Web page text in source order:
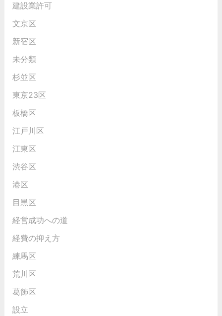
建設業許可
文京区
新宿区
未分類
杉並区
東京23区
板橋区
江戸川区
江東区
渋谷区
港区
目黒区
経営成功への道
経費の抑え方
練馬区
荒川区
葛飾区
設立